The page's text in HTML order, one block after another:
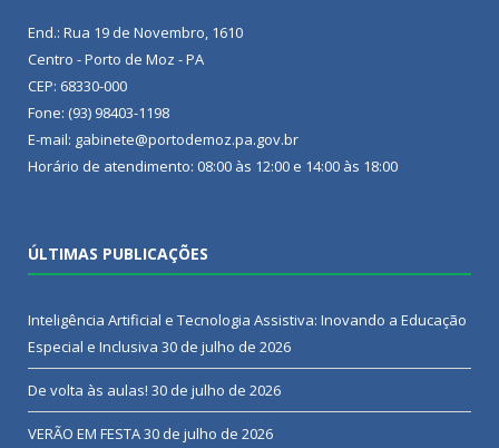
End.: Rua 19 de Novembro, 1610
Centro - Porto de Moz - PA
CEP: 68330-000
Fone: (93) 98403-1198
E-mail: gabinete@portodemoz.pa.gov.br
Horário de atendimento: 08:00 às 12:00 e 14:00 às 18:00
ÚLTIMAS PUBLICAÇÕES
Inteligência Artificial e Tecnologia Assistiva: Inovando a Educação
Especial e Inclusiva 30 de julho de 2026
De volta às aulas! 30 de julho de 2026
VERÃO EM FESTA30 de julho de 2026